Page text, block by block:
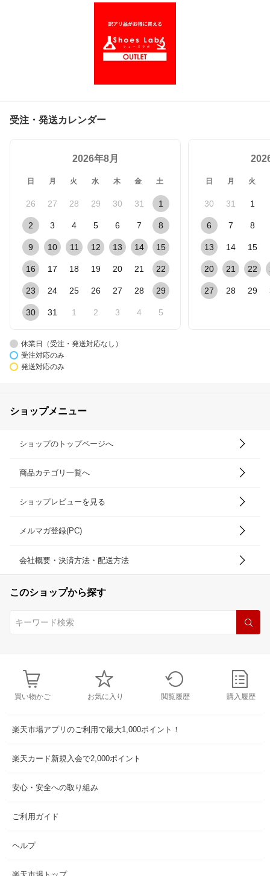
受注・発送カレンダー
2026年8月
日 月 火 水 木 金 土
26 27 28 29 30 31 1
2 3 4 5 6 7 8
9 10 11 12 13 14 15
16 17 18 19 20 21 22
23 24 25 26 27 28 29
30 31 1 2 3 4 5
日 月 火
30 31 1
6 7 8
13 14 15
20 21 22
27 28 29
休業日（受注・発送対応なし）
受注対応のみ
発送対応のみ
ショップメニュー
ショップのトップページへ
商品カテゴリ一覧へ
ショップレビューを見る
メルマガ登録(PC)
会社概要・決済方法・配送方法
このショップから探す
買い物かご お気に入り 閲覧履歴 購入履歴
楽天市場アプリのご利用で最大1,000ポイント！
楽天カード新規入会で2,000ポイント
安心・安全への取り組み
ご利用ガイド
ヘルプ